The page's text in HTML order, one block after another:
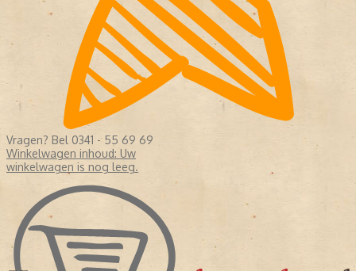
Vragen? Bel 0341 - 55 69 69
Winkelwagen inhoud: Uw
winkelwagen is nog leeg.